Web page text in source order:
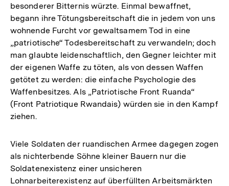
besonderer Bitternis würzte. Einmal bewaffnet,
begann ihre Tötungsbereitschaft die in jedem von uns
wohnende Furcht vor gewaltsamem Tod in eine
„patriotische“ Todesbereitschaft zu verwandeln; doch
man glaubte leidenschaftlich, den Gegner leichter mit
der eigenen Waffe zu töten, als von dessen Waffen
getötet zu werden: die einfache Psychologie des
Waffenbesitzes. Als „Patriotische Front Ruanda“
(Front Patriotique Rwandais) würden sie in den Kampf
ziehen.
Viele Soldaten der ruandischen Armee dagegen zogen
als nichterbende Söhne kleiner Bauern nur die
Soldatenexistenz einer unsicheren
Lohnarbeiterexistenz auf überfüllten Arbeitsmärkten